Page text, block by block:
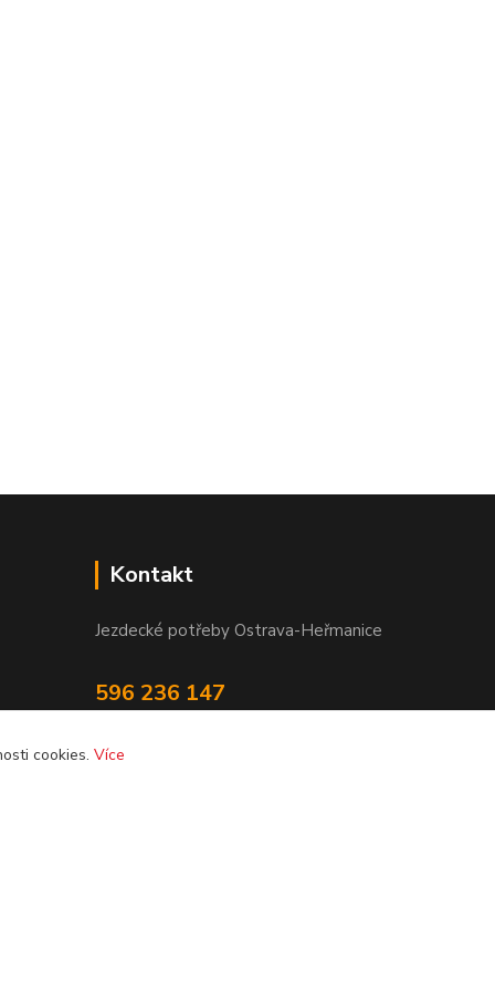
Kontakt
Jezdecké potřeby Ostrava-Heřmanice
596 236 147
cookies. Více